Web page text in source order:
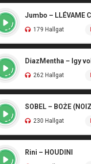
Jumbo – LLÉVAME
179 Hallgat
DiazMentha – Igy
262 Hallgat
230 Hallgat
Rini – HOUDINI